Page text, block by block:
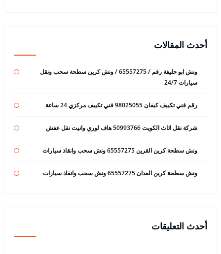
أحدث المقالات
ونش ابو حليفة رقم / 65557275 / ونش كرين سطحة سحب ونقل
سيارات 24/7
رقم فني تكييف كيفان 98025055 فني تكييف مركزي 24 ساعة
شركة نقل اثاث الكويت 50993766 هاف لوري وانيت نقل عفش
ونش سطحة كرين القرين 65557275 ونش سحب وانقاذ سيارات
ونش سطحة كرين العدان 65557275 ونش سحب وانقاذ سيارات
أحدث التعليقات